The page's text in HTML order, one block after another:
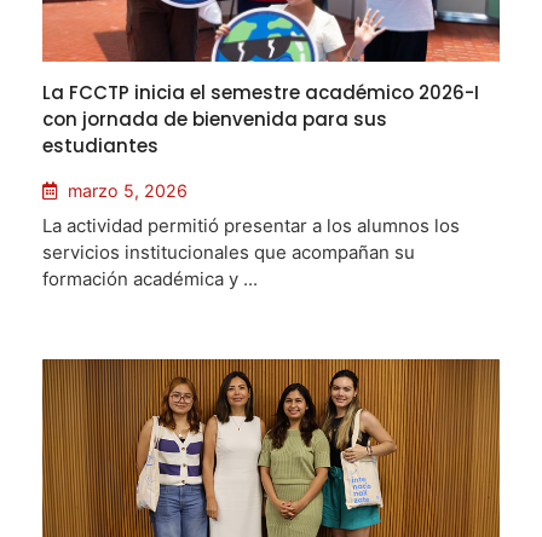
La FCCTP inicia el semestre académico 2026-I
con jornada de bienvenida para sus
estudiantes
marzo 5, 2026
La actividad permitió presentar a los alumnos los
servicios institucionales que acompañan su
formación académica y ...